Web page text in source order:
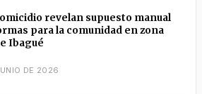
revelan supuesto manual
para la comunidad en zona
Ibagué
DE 2026